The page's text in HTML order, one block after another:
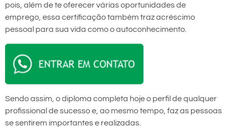
pois, além de te oferecer várias oportunidades de
emprego, essa certificação também traz acréscimo
pessoal para sua vida como o autoconhecimento.
Sendo assim, o diploma completa hoje o perfil de qualquer
profissional de sucesso e, ao mesmo tempo, faz as pessoas
se sentirem importantes e realizadas.